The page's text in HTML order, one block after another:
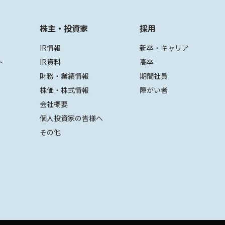
株主・投資家
IR情報
IR資料
財務・業績情報
株価・株式情報
会社概要
個人投資家の皆様へ
その他
採用
新卒・キャリア
高卒
期間社員
障がい者